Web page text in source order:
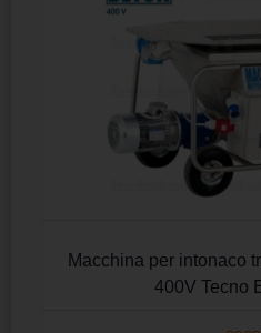
Macchina per intonaco
400V Tecno